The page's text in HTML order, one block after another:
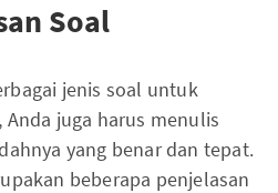
Soal
jenis soal untuk
juga harus menulis
yang benar dan tepat.
beberapa penjelasan